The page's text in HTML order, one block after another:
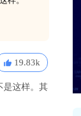
19.83k
是这样。其